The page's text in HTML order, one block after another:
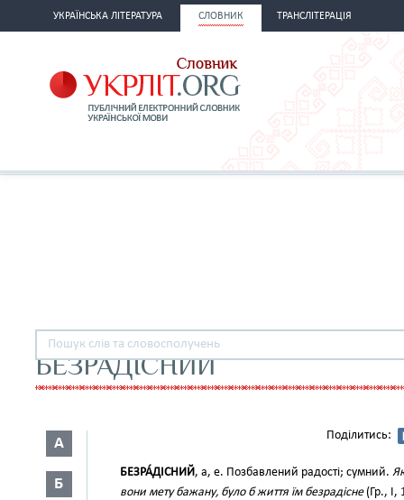
УКРАЇНСЬКА ЛІТЕРАТУРА СЛОВНИК ТРАНСЛІТЕРАЦІЯ
БЕЗРАДІСНИЙ
А
Б
Поділитись:
БЕЗРА́ДІСНИЙ, а, е. Позбавлений радості; сумний.
вони мету бажану, було б життя їм безрадісне(Гр., І,